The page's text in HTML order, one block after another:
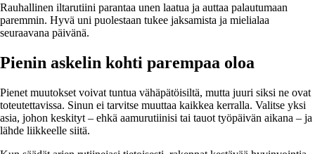
Rauhallinen iltarutiini parantaa unen laatua ja auttaa palautumaan
paremmin. Hyvä uni puolestaan tukee jaksamista ja mielialaa
seuraavana päivänä.
Pienin askelin kohti parempaa oloa
Pienet muutokset voivat tuntua vähäpätöisiltä, mutta juuri siksi ne ovat
toteutettavissa. Sinun ei tarvitse muuttaa kaikkea kerralla. Valitse yksi
asia, johon keskityt – ehkä aamurutiinisi tai tauot työpäivän aikana – ja
lähde liikkeelle siitä.